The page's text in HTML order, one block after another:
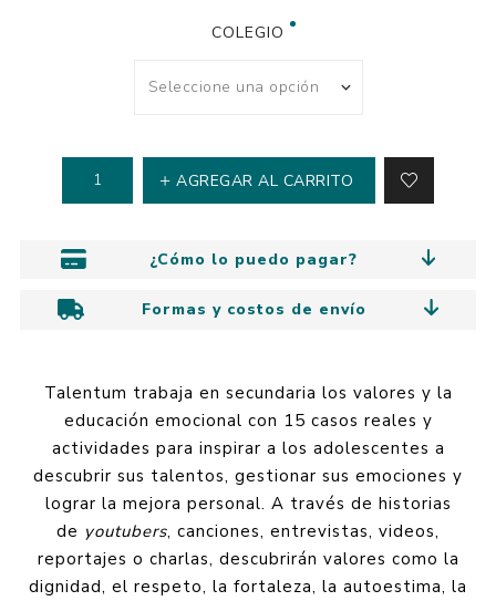
COLEGIO
AGREGAR AL CARRITO
¿Cómo lo puedo pagar?
Formas y costos de envío
Talentum trabaja en secundaria los valores y la
educación emocional con 15 casos reales y
actividades para inspirar a los adolescentes a
descubrir sus talentos, gestionar sus emociones y
lograr la mejora personal. A través de historias
de youtubers, canciones, entrevistas, videos,
reportajes o charlas, descubrirán valores como la
dignidad, el respeto, la fortaleza, la autoestima, la